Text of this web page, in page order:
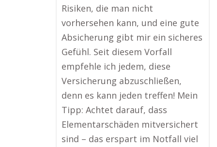
Risiken, die man nicht
vorhersehen kann, und eine gute
Absicherung gibt mir ein sicheres
Gefühl. Seit diesem Vorfall
empfehle ich jedem, diese
Versicherung abzuschließen,
denn es kann jeden treffen! Mein
Tipp: Achtet darauf, dass
Elementarschäden mitversichert
sind – das erspart im Notfall viel